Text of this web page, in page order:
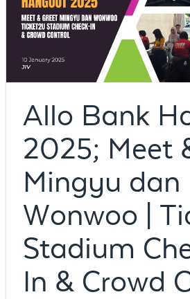
Allo Bank
2025; Meet
Mingyu dan
Wonwoo |
Stadium
In & Crowd